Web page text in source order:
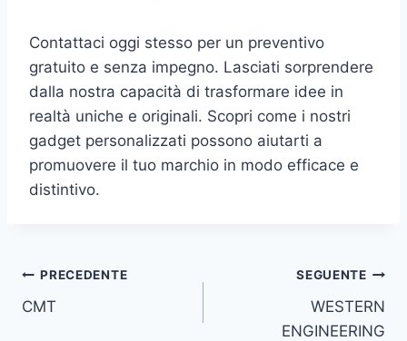
Contattaci oggi stesso per un preventivo
gratuito e senza impegno. Lasciati sorprendere
dalla nostra capacità di trasformare idee in
realtà uniche e originali. Scopri come i nostri
gadget personalizzati possono aiutarti a
promuovere il tuo marchio in modo efficace e
distintivo.
Navigazione
articoli
PRECEDENTE
CMT
SEGUENTE
WESTERN
ENGINEERING